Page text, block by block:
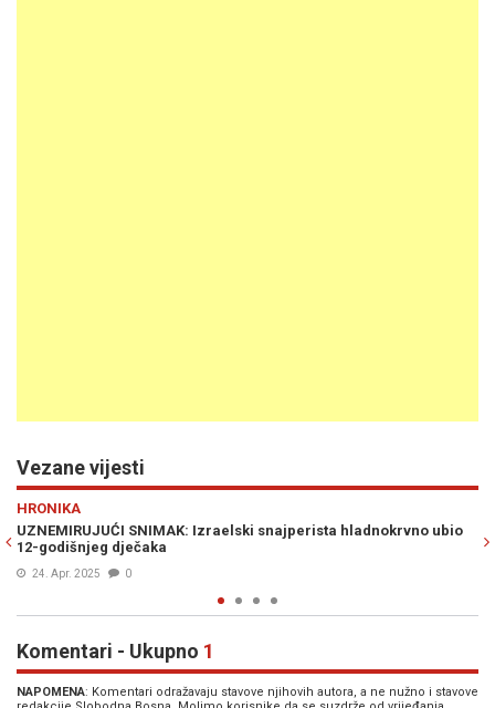
Vezane vijesti
Izraelski snajperista hladnokrvno ubio
PROFESOR ROTH
Srebrenicom ili
Komentari - Ukupno 1
NAPOMENA: Komentari odražavaju stavove njihovih autora, a ne nužno i stavove